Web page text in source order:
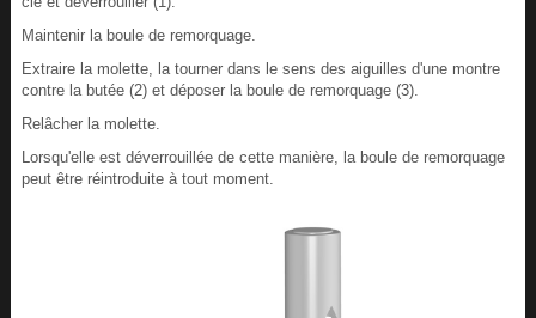
Maintenir la boule de remorquage.
Extraire la molette, la tourner dans le sens des aiguilles d'une montre
contre la butée (2) et déposer la boule de remorquage (3).
Relâcher la molette.
Lorsqu'elle est déverrouillée de cette manière, la boule de remorquage
peut être réintroduite à tout moment.